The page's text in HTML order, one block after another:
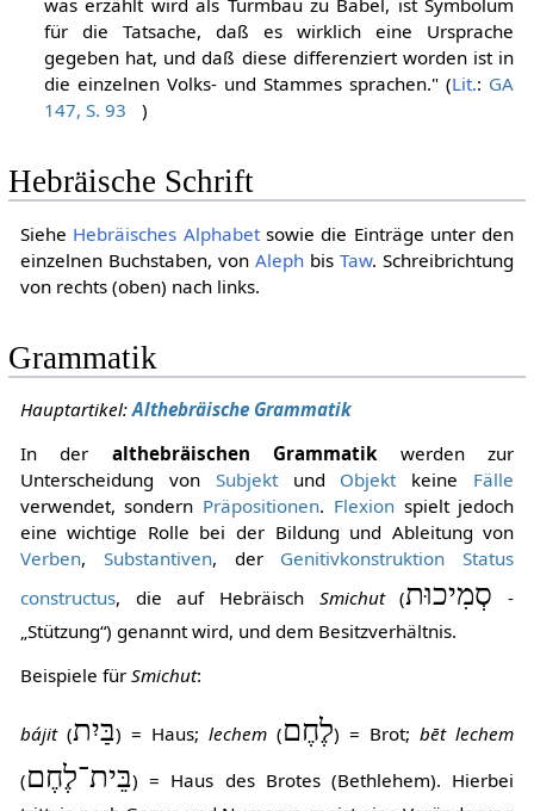
was erzählt wird als Turmbau zu Babel, ist Symbolum
für die Tatsache, daß es wirklich eine Ursprache
gegeben hat, und daß diese differenziert worden ist in
die einzelnen Volks- und Stammes sprachen." (Lit.: GA
147, S. 93
)
Hebräische Schrift
Siehe Hebräisches Alphabetsowie die Einträge unter den
einzelnen Buchstaben, von Aleph bisTaw. Schreibrichtung
von rechts (oben) nach links.
Grammatik
Hauptartikel:Althebräische Grammatik
In der althebräischen Grammatikwerden zur
Unterscheidung von Subjektund Objektkeine Fälle
verwendet, sondern Präpositionen. Flexionspielt jedoch
eine wichtige Rolle bei der Bildung und Ableitung von
Verben, Substantiven, der Genitivkonstruktion
Status
constructus, die auf Hebräisch Smichut(סְמִיכוּת -
„Stützung“) genannt wird, und dem Besitzverhältnis.
Beispiele für Smichut:
bájit(בַּיִת) = Haus; lechem (לֶחֶם) = Brot;bēt lechem
(בֵּית־לֶחֶם) = Haus des Brotes (Bethlehem). Hierbei